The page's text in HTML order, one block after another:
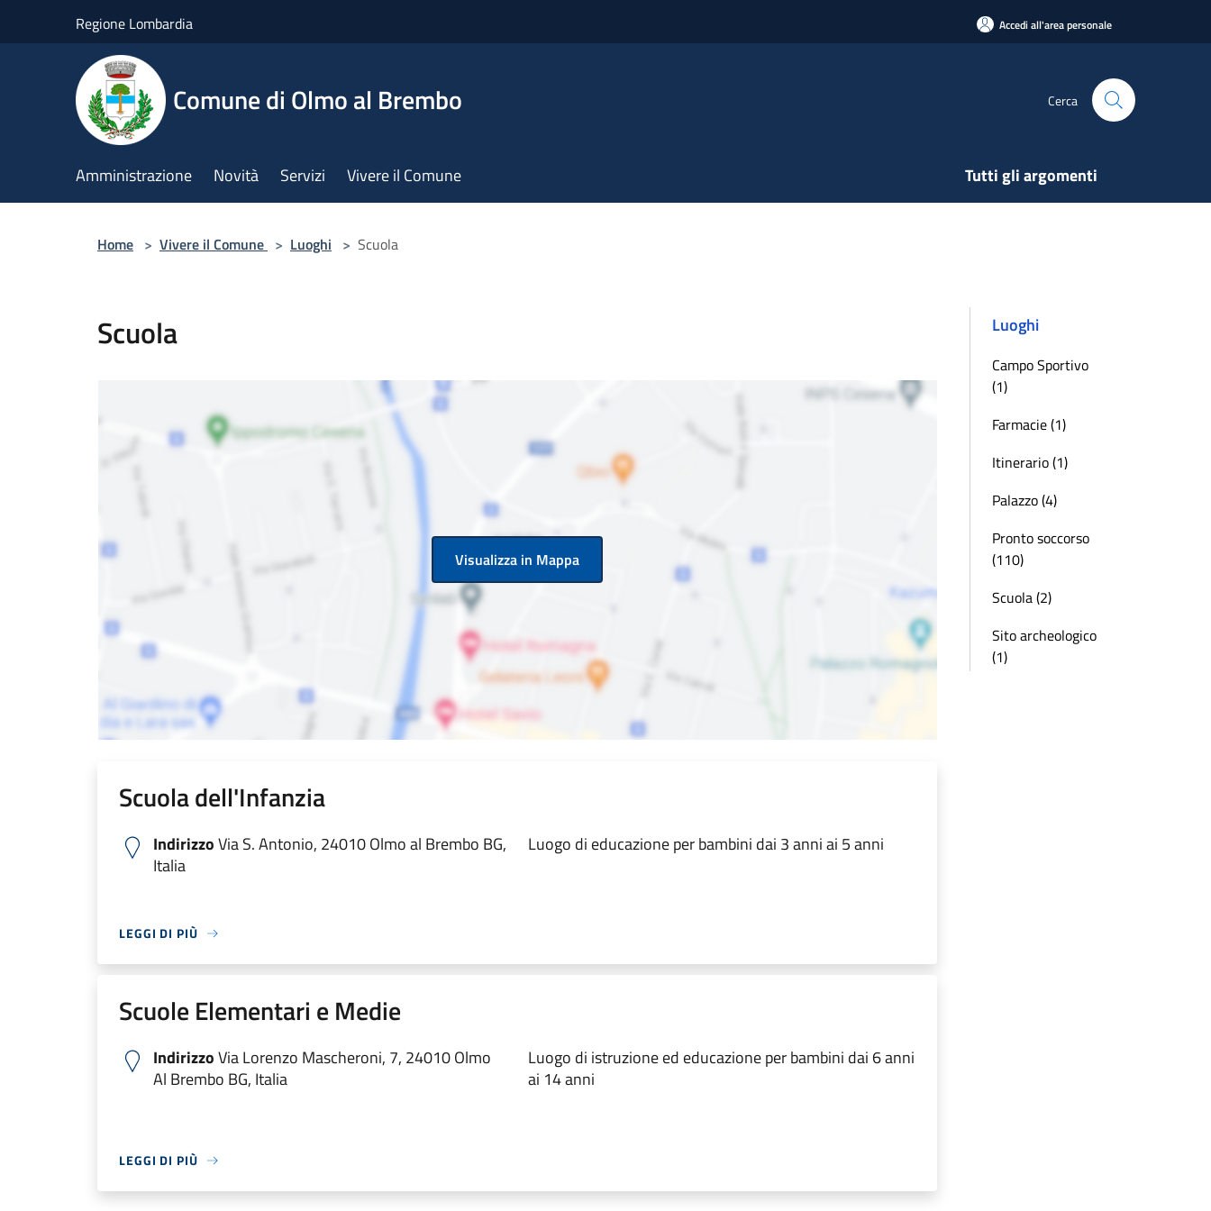
Regione Lombardia Accedi all'area personale
Comune di Olmo al Brembo Cerca
Amministrazione Novità Servizi Vivere il Comune Tutti gli argomenti
Home > Vivere il Comune > Luoghi > Scuola
Scuola
Visualizza in Mappa
Scuola dell'Infanzia
IndirizzoVia S. Antonio, 24010 Olmo al Brembo BG,
Italia
Luogo di educazione per bambini dai 3 anni ai 5 anni
LEGGI DI PIÙ
Scuole Elementari e Medie
IndirizzoVia Lorenzo Mascheroni, 7, 24010 Olmo
Al Brembo BG, Italia
Luogo di istruzione ed educazione per bambini dai 6 anni
ai 14 anni
LEGGI DI PIÙ
Luoghi
Campo Sportivo
(1)
Farmacie (1)
Itinerario (1)
Palazzo (4)
Pronto soccorso
(110)
Scuola (2)
Sito archeologico
(1)